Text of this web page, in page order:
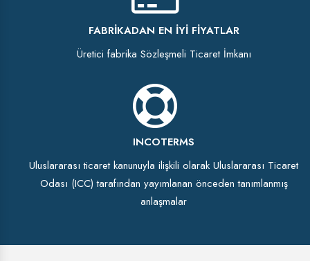
FABRIKADAN EN İYI FIYATLAR
Üretici fabrika Sözleşmeli Ticaret İmkanı
INCOTERMS
Uluslararası ticaret kanunuyla ilişkili olarak Uluslararası Ticaret
Odası (ICC) tarafından yayımlanan önceden tanımlanmış
anlaşmalar